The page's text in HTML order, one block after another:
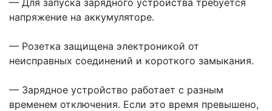
— Для запуска зарядного устройства требуется
напряжение на аккумуляторе.
— Розетка защищена электроникой от
неисправных соединений и короткого замыкания.
— Зарядное устройство работает с разным
временем отключения. Если это время превышено,